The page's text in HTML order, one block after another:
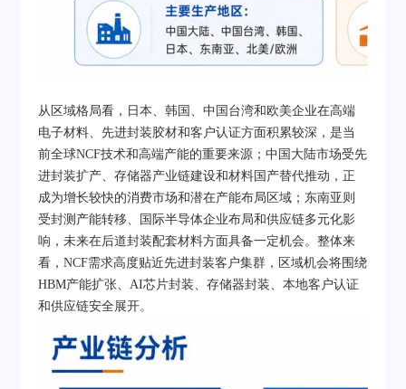
从区域格局看，日本、韩国、中国台湾和欧美企业在高端
电子材料、先进封装胶材和客户认证方面积累较深，是当
前全球NCF技术和高端产能的重要来源；中国大陆市场受先
进封装扩产、存储器产业链建设和材料国产替代推动，正
成为增长较快的消费市场和潜在产能布局区域；东南亚则
受封测产能转移、国际半导体企业布局和供应链多元化影
响，未来在后道封装配套材料方面具备一定机会。整体来
看，NCF需求高度贴近先进封装客户集群，区域机会将围绕
HBM产能扩张、AI芯片封装、存储器封装、本地客户认证
和供应链安全展开。